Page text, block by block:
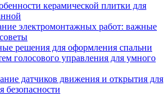
керамической плитки для
электромонтажных работ: важные
решения для оформления спальни
голосового управления для умного
датчиков движения и открытия для